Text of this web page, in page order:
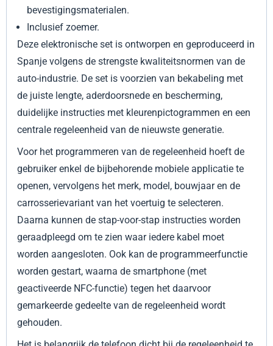
bevestigingsmaterialen.
Inclusief zoemer.
Deze elektronische set is ontworpen en geproduceerd in
Spanje volgens de strengste kwaliteitsnormen van de
auto-industrie. De set is voorzien van bekabeling met
de juiste lengte, aderdoorsnede en bescherming,
duidelijke instructies met kleurenpictogrammen en een
centrale regeleenheid van de nieuwste generatie.
Voor het programmeren van de regeleenheid hoeft de
gebruiker enkel de bijbehorende mobiele applicatie te
openen, vervolgens het merk, model, bouwjaar en de
carrosserievariant van het voertuig te selecteren.
Daarna kunnen de stap-voor-stap instructies worden
geraadpleegd om te zien waar iedere kabel moet
worden aangesloten. Ook kan de programmeerfunctie
worden gestart, waarna de smartphone (met
geactiveerde NFC-functie) tegen het daarvoor
gemarkeerde gedeelte van de regeleenheid wordt
gehouden.